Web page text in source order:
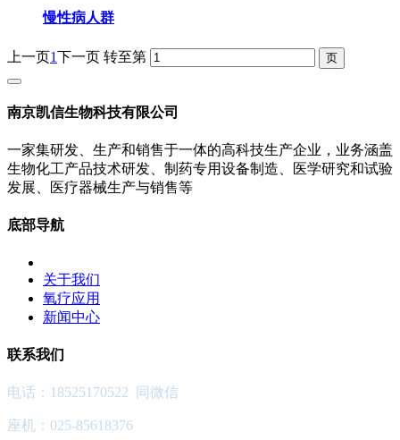
慢性病人群
上一页1下一页 转至第
南京凯信生物科技有限公司
一家集研发、生产和销售于一体的高科技生产企业，业务涵盖
生物化工产品技术研发、制药专用设备制造、医学研究和试验
发展、医疗器械生产与销售等
底部导航
关于我们
氧疗应用
新闻中心
联系我们
电话：18525170522 同微信
座机：025-85618376